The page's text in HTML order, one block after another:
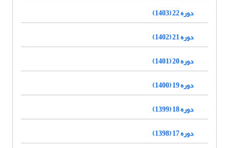
دوره 22 (1403)
دوره 21 (1402)
دوره 20 (1401)
دوره 19 (1400)
دوره 18 (1399)
دوره 17 (1398)